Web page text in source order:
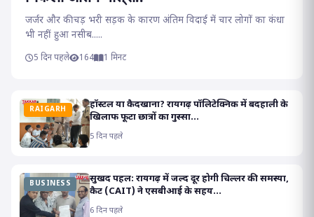
जर्जर और कीचड़ भरी सड़क के कारण अंतिम विदाई में चार लोगों का कंधा
भी नहीं हुआ नसीब.....
5 दिन पहले 164 1 मिनट
RAIGARH
हॉस्टल या कैदखाना? रायगढ़ पॉलिटेक्निक में बदहाली के
खिलाफ फूटा छात्रों का गुस्सा...
5 दिन पहले
BUSINESS
सुखद पहल: रायगढ़ में जल्द दूर होगी चिल्लर की समस्या,
कैट (CAIT) ने एसबीआई के सहय...
6 दिन पहले